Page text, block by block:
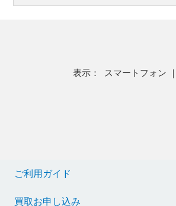
表示： スマートフォン ｜
ご利用ガイド
買取お申し込み